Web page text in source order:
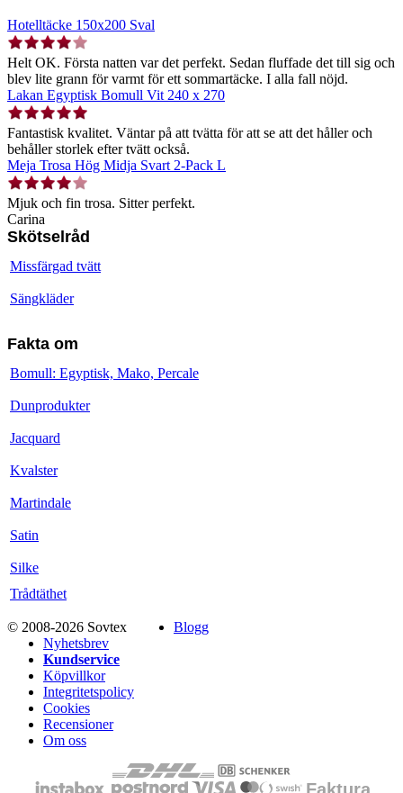
Hotelltäcke 150x200 Sval
Helt OK. Första natten var det perfekt. Sedan fluffade det till sig och
blev lite grann för varmt för ett sommartäcke. I alla fall nöjd.
Lakan Egyptisk Bomull Vit 240 x 270
Fantastisk kvalitet. Väntar på att tvätta för att se att det håller och
behåller storlek efter tvätt också.
Meja Trosa Hög Midja Svart 2-Pack L
Mjuk och fin trosa. Sitter perfekt.
Carina
Skötselråd
Missfärgad tvätt
Sängkläder
Fakta om
Bomull: Egyptisk, Mako, Percale
Dunprodukter
Jacquard
Kvalster
Martindale
Satin
Silke
Trådtäthet
© 2008-2026 Sovtex
Blogg
Nyhetsbrev
Kundservice
Köpvillkor
Integritetspolicy
Cookies
Recensioner
Om oss